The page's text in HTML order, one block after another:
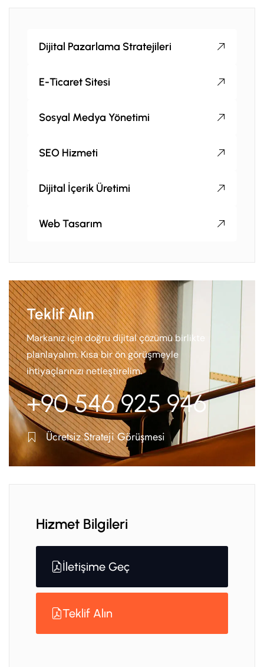
Dijital Pazarlama Stratejileri
E-Ticaret Sitesi
Sosyal Medya Yönetimi
SEO Hizmeti
Dijital İçerik Üretimi
Web Tasarım
Teklif Alın
Markanız için doğru dijital çözümü birlikte
planlayalım. Kısa bir ön görüşmeyle
ihtiyaçlarınızı netleştirelim.
+90 546 925 946
Ücretsiz Strateji Görüşmesi
Hizmet Bilgileri
İletişime Geç
Teklif Alın